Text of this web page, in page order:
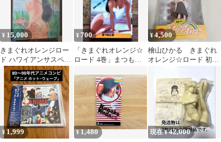
¥ 15,000
きまぐれオレンジロー
ド ハワイアンサスペン
ス ポスター
¥ 700
「きまぐれオレンジ☆
ロード 4巻」まつもと
¥4,500
檜山ひかる きまぐれ
オレンジ☆ロード 初回
フィギュア
¥ 1,999 ¥1,480 現在 ¥42,000